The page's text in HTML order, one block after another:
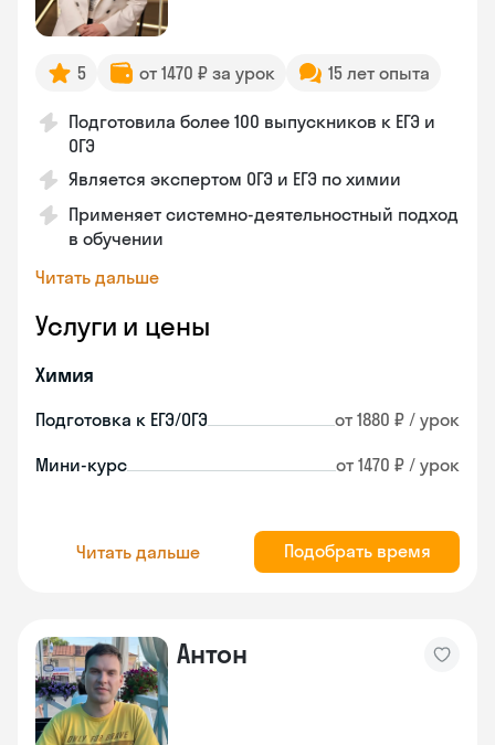
5 от 1470 ₽ за урок 15 лет опыта
Подготовила более 100 выпускников к ЕГЭ и
ОГЭ
Является экспертом ОГЭ и ЕГЭ по химии
Применяет системно-деятельностный подход
в обучении
Читать дальше
Услуги и цены
Химия
Подготовка к ЕГЭ/ОГЭ от 1880 ₽ / урок
Мини-курс от 1470 ₽ / урок
Читать дальше Подобрать время
Антон